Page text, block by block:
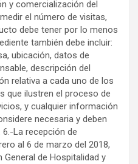
y comercialización del
el número de visitas,
debe tener por lo menos
también debe incluir:
ubicación, datos de
descripción del
relativa a cada uno de los
que ilustren el proceso de
y cualquier información
necesaria y deben
La recepción de
al 6 de marzo del 2018,
de Hospitalidad y